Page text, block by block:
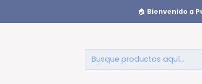
🏠 Bienvenido a
Calculadora Electrónica De 12 Dígitos Números